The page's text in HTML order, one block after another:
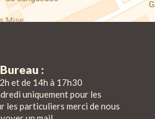
Bureau :
et de 14h à 17h30
uniquement pour les
les particuliers merci de nous